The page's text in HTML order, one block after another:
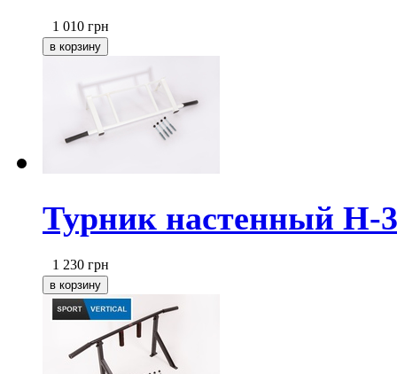
1 010 грн
Турник настенный Н-3
1 230 грн